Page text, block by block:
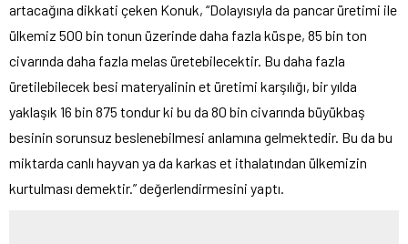
artacağına dikkati çeken Konuk, “Dolayısıyla da pancar üretimi ile
ülkemiz 500 bin tonun üzerinde daha fazla küspe, 85 bin ton
civarında daha fazla melas üretebilecektir. Bu daha fazla
üretilebilecek besi materyalinin et üretimi karşılığı, bir yılda
yaklaşık 16 bin 875 tondur ki bu da 80 bin civarında büyükbaş
besinin sorunsuz beslenebilmesi anlamına gelmektedir. Bu da bu
miktarda canlı hayvan ya da karkas et ithalatından ülkemizin
kurtulması demektir.” değerlendirmesini yaptı.